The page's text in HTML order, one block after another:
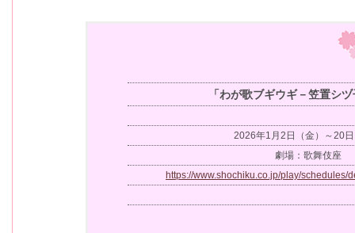
「わが歌ブギウギ－笠置シ
2026年1月2日（金）～20
劇場：歌舞伎座
https://www.shochiku.co.jp/play/schedules/